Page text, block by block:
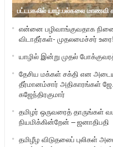
பட்டபகலில் யாழ்.பல்கலை
என்னை பழிவாங்குவதாக
விடாதீர்கள்- முதலமைச்சர் உரை!
யாழில் இன்று முதல்
தேசிய மக்கள் சக்தி என
தீர்மானம்சார் அதிகாரங்கள்
கஜேந்திரகுமார்
தமிழர் ஒருவரைத் தாருங்கள்
நியமிக்கின்றேன் – ஜனாதிபதி
தமிழீழ விடுதலைப் புலிகள்